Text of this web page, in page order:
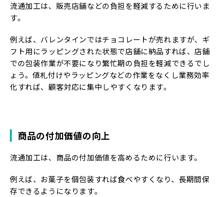
流通加工は、販売店舗などの負担を軽減するために行いま
す。
例えば、バレンタインではチョコレートが売れますが、ギ
フト用にラッピングされた状態で店舗に納品すれば、店舗
での包装作業が不要になり繁忙期の負担を軽減できるでし
ょう。値札付けやラッピングなどの作業をなくし業務効率
化すれば、顧客対応に集中しやすくなります。
商品の付加価値の向上
流通加工は、商品の付加価値を高めるために行います。
例えば、お菓子を個包装すれば食べやすくなり、長期間保
存できるようになります。